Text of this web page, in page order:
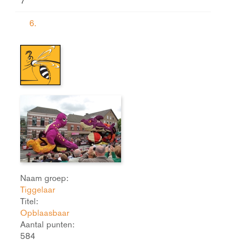
6.
Naam groep:
Tiggelaar
Titel:
Opblaasbaar
Aantal punten:
584